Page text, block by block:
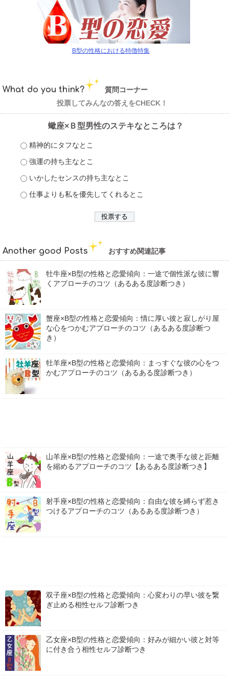
B型の性格における特徴特集
What do you think?
質問コーナー
投票してみんなの答えをCHECK！
蠍座×Ｂ型男性のステキなところは？
精神的にタフなとこ
強運の持ち主なとこ
いかしたセンスの持ち主なとこ
仕事よりも私を優先してくれるとこ
Another good Posts おすすめ関連記事
牡牛座×B型の性格と恋愛傾向：一途で個性派な彼に響
くアプローチのコツ（あるある度診断つき）
蟹座×B型の性格と恋愛傾向：情に厚い彼と寂しがり屋
な心をつかむアプローチのコツ（あるある度診断つ
き）
牡羊座×B型の性格と恋愛傾向：まっすぐな彼の心をつ
かむアプローチのコツ（あるある度診断つき）
山羊座×B型の性格と恋愛傾向：一途で奥手な彼と距離
を縮めるアプローチのコツ【あるある度診断つき】
射手座×B型の性格と恋愛傾向：自由な彼を縛らず惹き
つけるアプローチのコツ（あるある度診断つき）
双子座×B型の性格と恋愛傾向：心変わりの早い彼を繋
ぎ止める相性セルフ診断つき
乙女座×B型の性格と恋愛傾向：好みが細かい彼と対等
に付き合う相性セルフ診断つき